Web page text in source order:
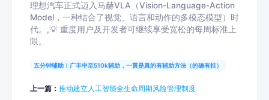
理想汽车正式迈入马赫VLA（Vision-Language-Action
Model，一种结合了视觉、语言和动作的多模态模型）时
代。,💡 重度用户及开发者可继续享受宽松的每周标准上
限。
五分钟辅助！广丰中至510k辅助，一贯是真的有辅助方法（的确有挂）
上一篇： 推动建立人工智能全生命周期风险管理制度